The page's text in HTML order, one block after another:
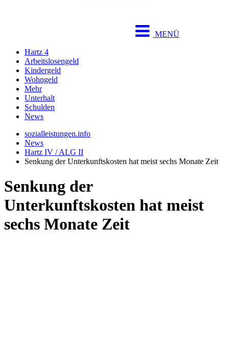
MENÜ
Hartz 4
Arbeitslosengeld
Kindergeld
Wohngeld
Mehr
Unterhalt
Schulden
News
sozialleistungen.info
News
Hartz IV / ALG II
Senkung der Unterkunftskosten hat meist sechs Monate Zeit
Senkung der
Unterkunftskosten hat meist
sechs Monate Zeit